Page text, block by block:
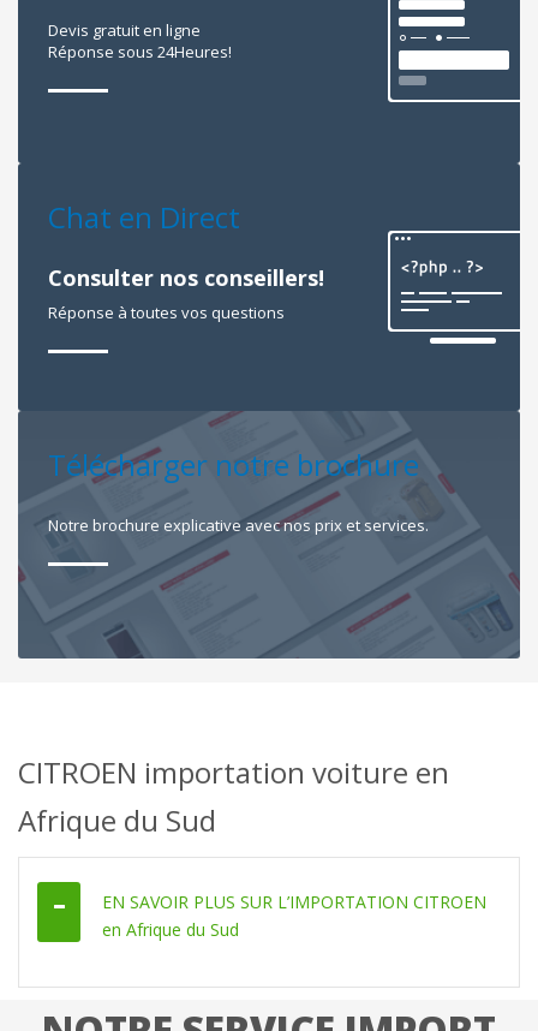
Devis gratuit en ligne
Réponse sous 24Heures!
Chat en Direct
Consulter nos conseillers!
Réponse à toutes vos questions
Télécharger notre brochure
Notre brochure explicative avec nos prix et services.
CITROEN importation voiture en
Afrique du Sud
EN SAVOIR PLUS SUR L’IMPORTATION CITROEN
en Afrique du Sud